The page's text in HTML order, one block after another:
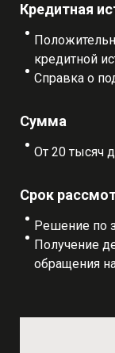
Кредитная
кредитной
Справка о
Сумма
От 20 тысяч
Срок
Решение по
Получение
обращения